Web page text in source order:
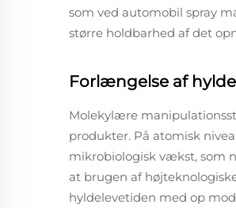
som ved automobil spray
større holdbarhed af det
Forlængelse af
Molekylære
produkter. På atomisk
mikrobiologisk vækst, som
at brugen af
hyldelevetiden med op